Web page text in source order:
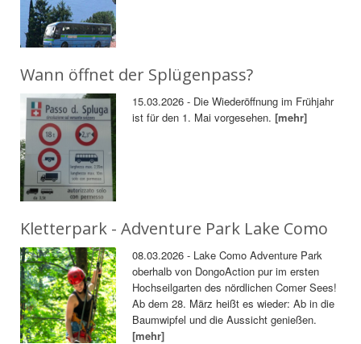
Wann öffnet der Splügenpass?
15.03.2026 - Die Wiederöffnung im Frühjahr
ist für den 1. Mai vorgesehen.[mehr]
Kletterpark - Adventure Park Lake Como
08.03.2026 - Lake Como Adventure Park
oberhalb von DongoAction pur im ersten
Hochseilgarten des nördlichen Comer Sees!
Ab dem 28. März heißt es wieder: Ab in die
Baumwipfel und die Aussicht genießen.
[mehr]